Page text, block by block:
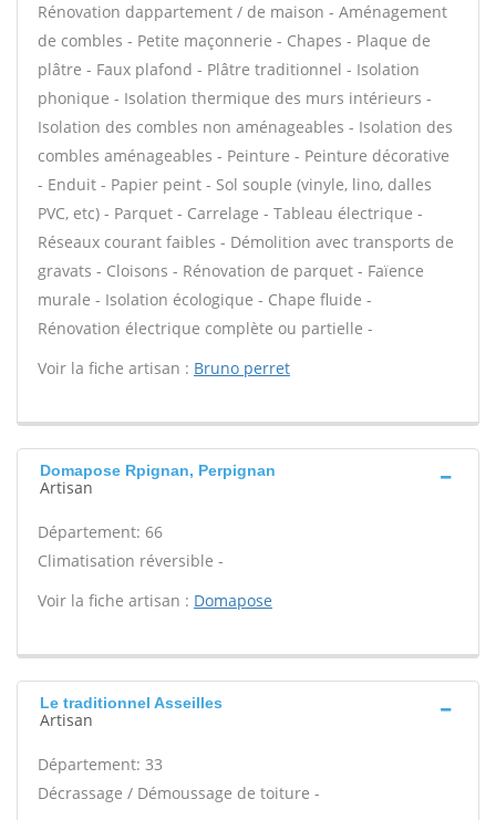
Rénovation dappartement / de maison - Aménagement
de combles - Petite maçonnerie - Chapes - Plaque de
plâtre - Faux plafond - Plâtre traditionnel - Isolation
phonique - Isolation thermique des murs intérieurs -
Isolation des combles non aménageables - Isolation des
combles aménageables - Peinture - Peinture décorative
- Enduit - Papier peint - Sol souple (vinyle, lino, dalles
PVC, etc) - Parquet - Carrelage - Tableau électrique -
Réseaux courant faibles - Démolition avec transports de
gravats - Cloisons - Rénovation de parquet - Faïence
murale - Isolation écologique - Chape fluide -
Rénovation électrique complète ou partielle -
Voir la fiche artisan : Bruno perret
Domapose Rpignan, Perpignan
Artisan
Département: 66
Climatisation réversible -
Voir la fiche artisan : Domapose
Le traditionnel Asseilles
Artisan
Département: 33
Décrassage / Démoussage de toiture -